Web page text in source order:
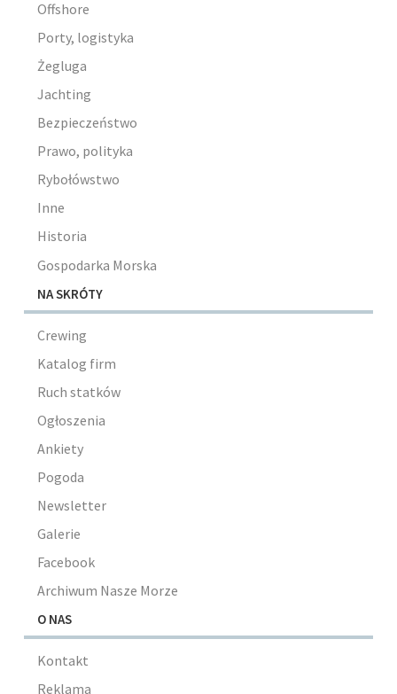
Offshore
Porty, logistyka
Żegluga
Jachting
Bezpieczeństwo
Prawo, polityka
Rybołówstwo
Inne
Historia
Gospodarka Morska
NA SKRÓTY
Crewing
Katalog firm
Ruch statków
Ogłoszenia
Ankiety
Pogoda
Newsletter
Galerie
Facebook
Archiwum Nasze Morze
O NAS
Kontakt
Reklama